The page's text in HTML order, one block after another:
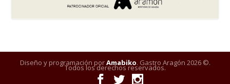
Diseño y programación porAmabiko. Gastro Aragón 2026 ©.
Todos los derechos reservados.